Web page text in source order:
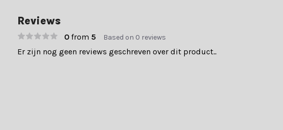
Reviews
0from 5 Based on 0 reviews
Er zijn nog geen reviews geschreven over dit product..